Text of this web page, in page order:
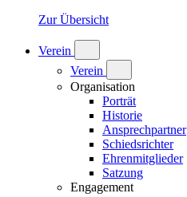
Zur Übersicht
Verein
Verein
Organisation
Porträt
Historie
Ansprechpartner
Schiedsrichter
Ehrenmitglieder
Satzung
Engagement